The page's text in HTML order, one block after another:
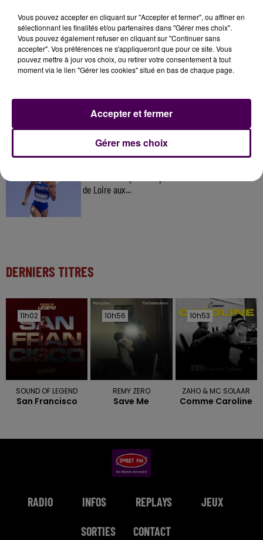
À LA UNE
7 août 2026
Gagnez vos pass pour le V and B Fest' 2026 !
Inscrivez-vous au casting The Voice & The Voice
Kids !
de Loire aux...
DERNIERS TITRES
11h02
11h02
SOUND OF LEGEND
San Francisco
10h56
10h56
REMY ZERO
Save Me
10h53
10h53
ZAHO & MC SOLAAR
Comme Caroline
RADIO INFOS REPLAYS JEUX
SORTIES CONTACT
Vous pouvez accepter en cliquant sur "Accepter et fermer", ou affiner en
sélectionnant les finalités et/ou partenaires dans "Gérer mes choix".
Vous pouvez également refuser en cliquant sur "Continuer sans
accepter". Vos préférences ne s'appliqueront que pour ce site. Vous
pouvez mettre à jour vos choix, ou retirer votre consentement à tout
moment via le lien "Gérer les cookies" situé en bas de chaque page.
Gérer mes choix
Accepter et fermer